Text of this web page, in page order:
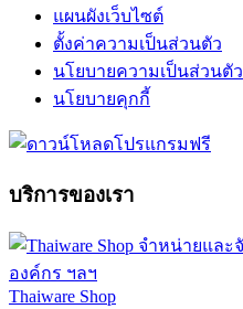
แผนผังเว็บไซต์
ตั้งค่าความเป็นส่วนตัว
นโยบายความเป็นส่วนตัว
นโยบายคุกกี้
บริการของเรา
Thaiware Shop